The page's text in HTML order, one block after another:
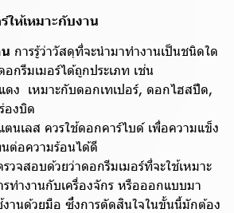
ให้เหมาะกับงาน
การรู้ว่าวัสดุที่จะนำมาทำงานเป็นชนิดใด
กรีมเมอร์ได้ถูกประเภท เช่น
ดง เหมาะกับดอกเทเปอร์, ดอกไฮสปีด,
องบิด
ตนเลส ควรใช้ดอกคาร์ไบด์ เพื่อความแข็ง
นต่อความร้อนได้ดี
วจสอบด้วยว่าดอกรีมเมอร์ที่จะใช้เหมาะ
รทำงานกับเครื่องจักร หรือออกแบบมา
งานด้วยมือ ซึ่งการตัดสินใจในขั้นนี้มักต้อง